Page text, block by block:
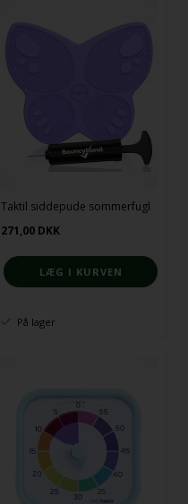
Taktil siddepude sommerfugl
271,00 DKK
På lager